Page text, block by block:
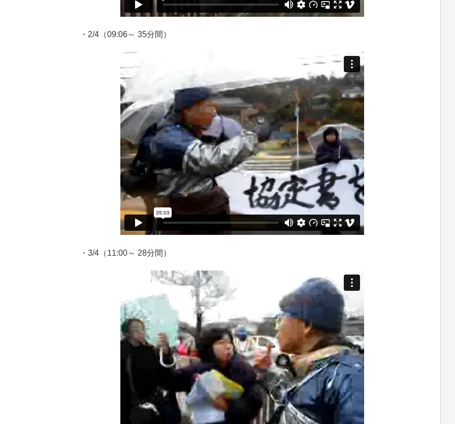
・2/4（09:06～ 35分間）
・3/4（11:00～ 28分間）